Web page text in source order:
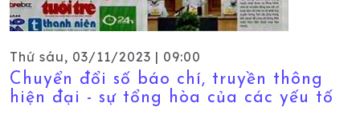
Thứ sáu, 03/11/2023 | 09:00
Chuyển đổi số báo chí, truyền thông
hiện đại - sự tổng hòa của các yếu tố